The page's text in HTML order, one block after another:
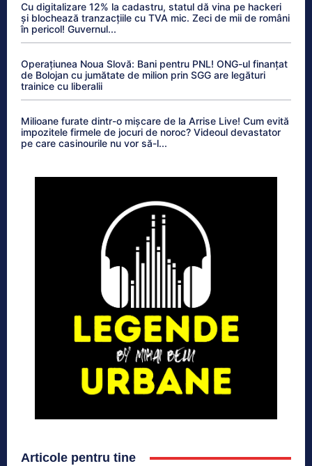
Cu digitalizare 12% la cadastru, statul dă vina pe hackeri
și blochează tranzacțiile cu TVA mic. Zeci de mii de români
în pericol! Guvernul...
Operațiunea Noua Slovă: Bani pentru PNL! ONG-ul finanțat
de Bolojan cu jumătate de milion prin SGG are legături
trainice cu liberalii
Milioane furate dintr-o mișcare de la Arrise Live! Cum evită
impozitele firmele de jocuri de noroc? Videoul devastator
pe care casinourile nu vor să-l...
Articole pentru tine